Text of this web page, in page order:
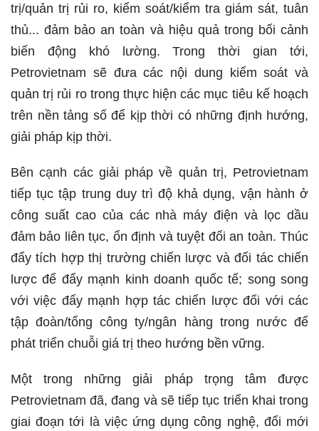
trị/quản trị rủi ro, kiểm soát/kiểm tra giám sát, tuân
thủ... đảm bảo an toàn và hiệu quả trong bối cảnh
biến động khó lường. Trong thời gian tới,
Petrovietnam sẽ đưa các nội dung kiểm soát và
quản trị rủi ro trong thực hiện các mục tiêu kế hoạch
trên nền tảng số để kịp thời có những định hướng,
giải pháp kịp thời.
Bên cạnh các giải pháp về quản trị, Petrovietnam
tiếp tục tập trung duy trì độ khả dụng, vận hành ở
công suất cao của các nhà máy điện và lọc dầu
đảm bảo liên tục, ổn định và tuyệt đối an toàn. Thúc
đẩy tích hợp thị trường chiến lược và đối tác chiến
lược để đẩy mạnh kinh doanh quốc tế; song song
với việc đẩy mạnh hợp tác chiến lược đối với các
tập đoàn/tổng công ty/ngân hàng trong nước để
phát triển chuỗi giá trị theo hướng bền vững.
Một trong những giải pháp trọng tâm được
Petrovietnam đã, đang và sẽ tiếp tục triển khai trong
giai đoạn tới là việc ứng dụng công nghệ, đổi mới